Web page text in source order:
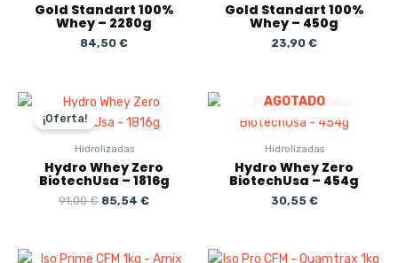
Gold Standart 100%
Whey – 2280g
84,50 €
Gold Standart 100%
Whey – 450g
23,90 €
¡Oferta!
Hidrolizadas
Hydro Whey Zero
BiotechUsa – 1816g
91,00€
El
precio
original
91,00 €.
85,54 €
El
actual
AGOTADO
Hidrolizadas
Hydro Whey Zero
BiotechUsa – 454g
30,55 €